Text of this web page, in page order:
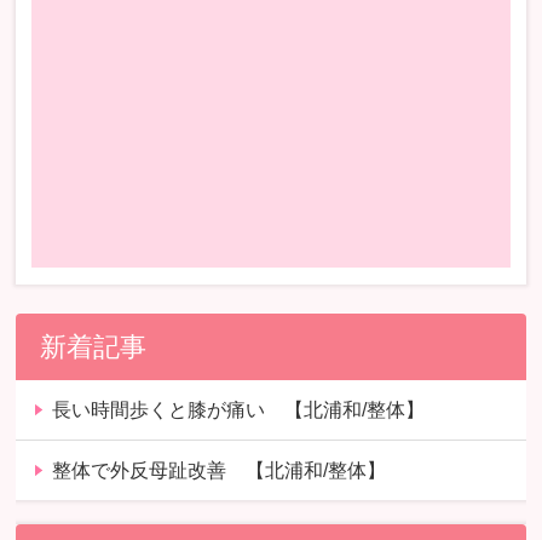
新着記事
長い時間歩くと膝が痛い 【北浦和/整体】
整体で外反母趾改善 【北浦和/整体】